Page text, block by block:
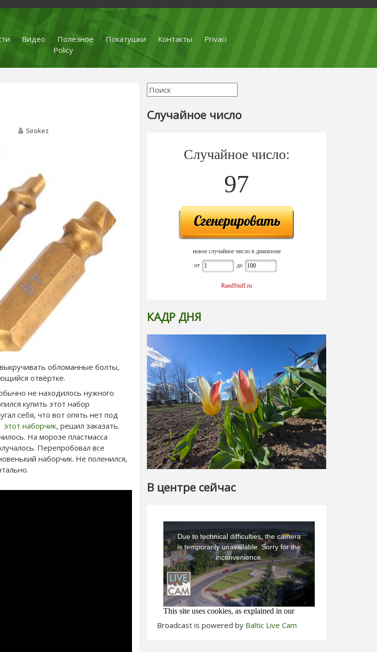
Видео Полезное Покатушки Контакты
Privaci
Policy
Sirokez
обломанные болты,
отвёртке.
не находилось нужного
купить этот набор
себя, что вот опять нет под
наборчик, решил заказать.
На морозе пластмасса
Перепробовал все
наборчик. Не поленился,
Случайное число
Случайное число:
97
новое случайное число в диапазоне
от до
RandStuff.ru
КАДР ДНЯ
В центре сейчас
Broadcast is powered by Baltic Live Cam